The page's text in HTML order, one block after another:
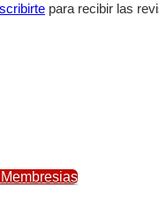
para recibir las